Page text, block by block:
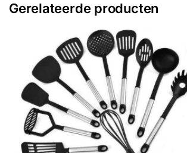
Gerelateerde producten